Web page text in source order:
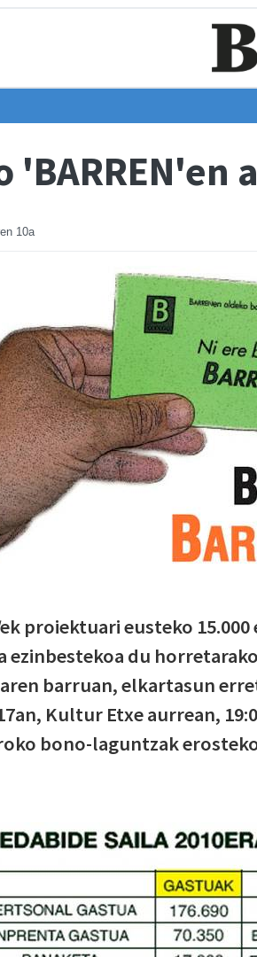
'BARREN'en
10a
ek proiektuari eusteko
ezinbestekoa du
barruan, elkartasun
Kultur Etxe aurrean,
bono-laguntzak